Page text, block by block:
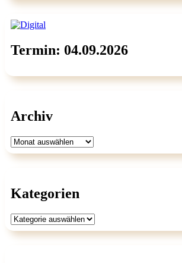
Termin: 04.09.2026
Archiv
Archiv
Kategorien
Kategorien